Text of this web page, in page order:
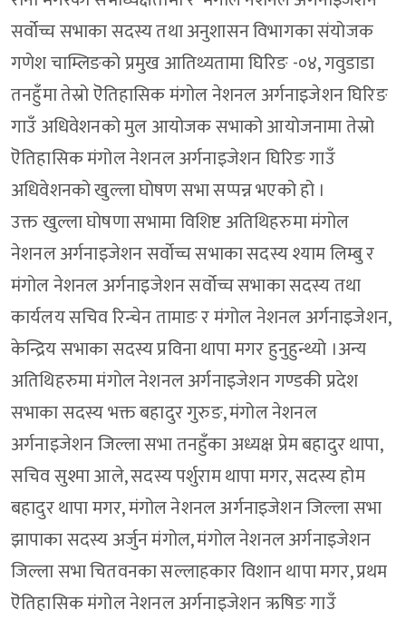
सर्वोच्च सभाका सदस्य तथा अनुशासन विभागका संयोजक
गणेश चाम्लिङको प्रमुख आतिथ्यतामा घिरिङ -०४, गवुडाडा
तनहुँमा तेस्रो ऎतिहासिक मंगोल नेशनल अर्गनाइजेशन घिरिङ
गाउँ अधिवेशनको मुल आयोजक सभाको आयोजनामा तेस्रो
ऎतिहासिक मंगोल नेशनल अर्गनाइजेशन घिरिङ गाउँ
अधिवेशनको खुल्ला घोषण सभा सप्पन्न भएको हो ।
उक्त खुल्ला घोषणा सभामा विशिष्ट अतिथिहरुमा मंगोल
नेशनल अर्गनाइजेशन सर्वोच्च सभाका सदस्य श्याम लिम्बु र
मंगोल नेशनल अर्गनाइजेशन सर्वोच्च सभाका सदस्य तथा
कार्यलय सचिव रिन्चेन तामाङ र मंगोल नेशनल अर्गनाइजेशन,
केन्द्रिय सभाका सदस्य प्रविना थापा मगर हुनुहुन्थ्यो ।अन्य
अतिथिहरुमा मंगोल नेशनल अर्गनाइजेशन गण्डकी प्रदेश
सभाका सदस्य भक्त बहादुर गुरुङ, मंगोल नेशनल
अर्गनाइजेशन जिल्ला सभा तनहुँका अध्यक्ष प्रेम बहादुर थापा,
सचिव सुश्मा आले, सदस्य पर्शुराम थापा मगर, सदस्य होम
बहादुर थापा मगर, मंगोल नेशनल अर्गनाइजेशन जिल्ला सभा
झापाका सदस्य अर्जुन मंगोल, मंगोल नेशनल अर्गनाइजेशन
जिल्ला सभा चितवनका सल्लाहकार विशान थापा मगर, प्रथम
ऎतिहासिक मंगोल नेशनल अर्गनाइजेशन ऋषिङ गाउँ